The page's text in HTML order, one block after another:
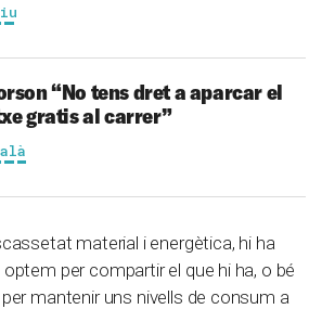
“No tens dret a aparcar el
gratis al carrer”
material i energètica, hi ha
per compartir el que hi ha, o bé
mantenir uns nivells de consum a